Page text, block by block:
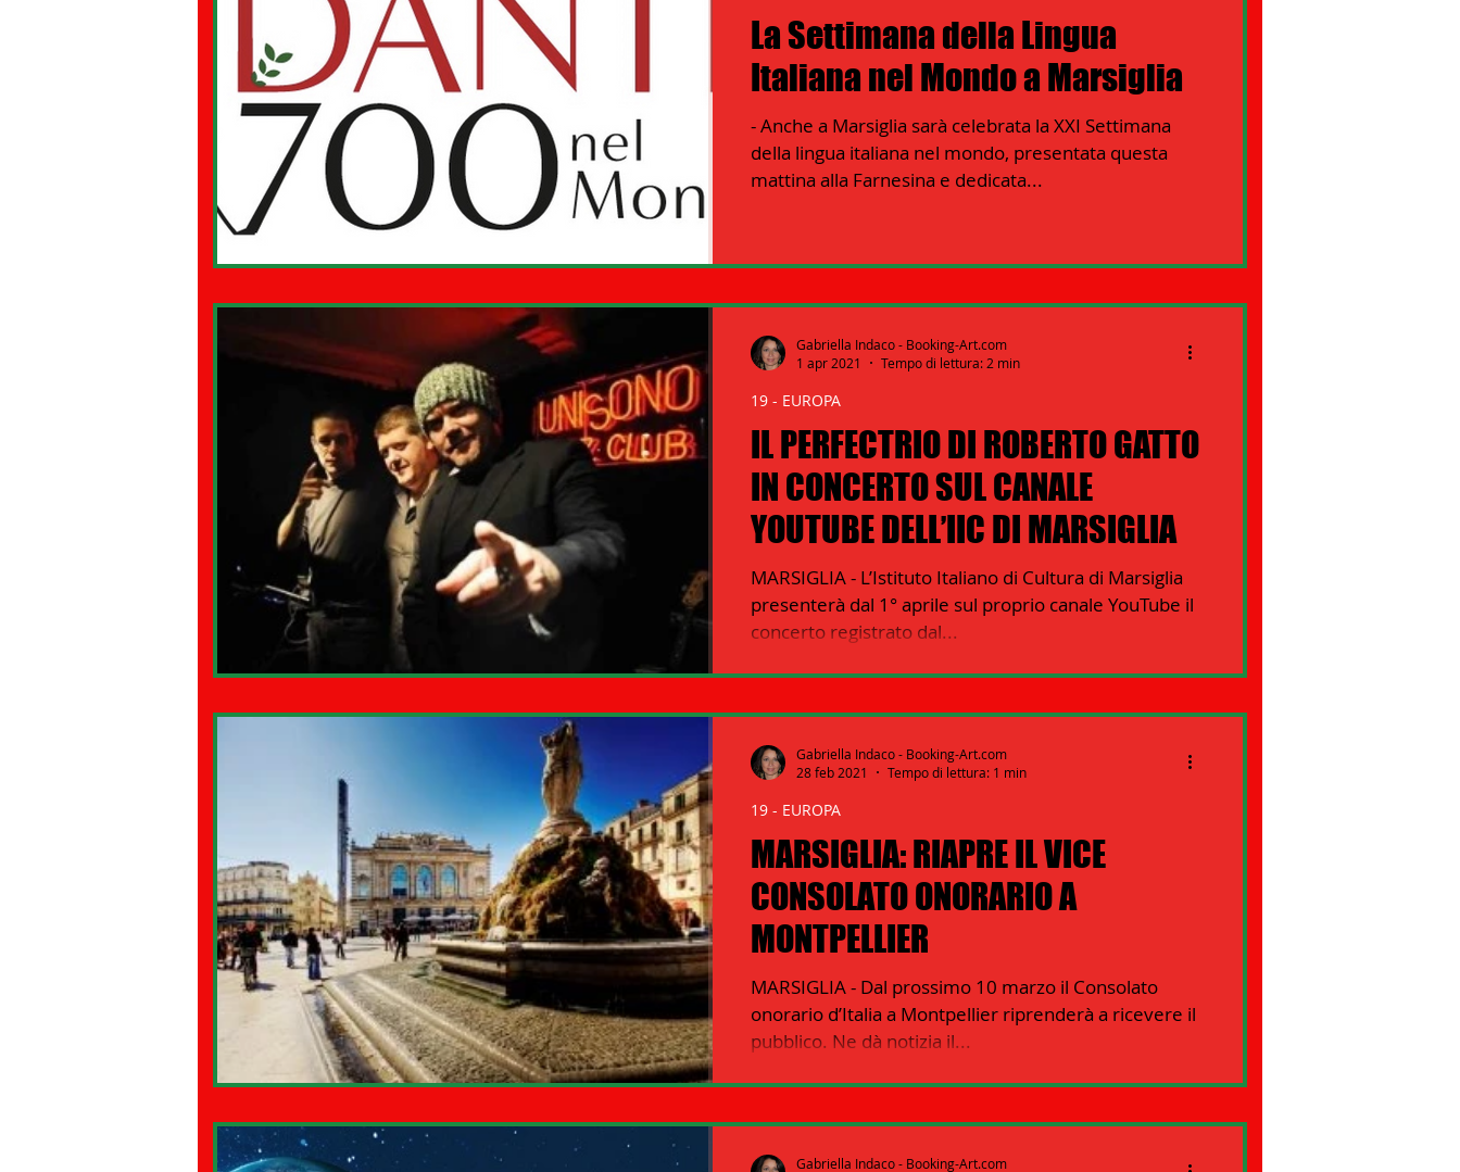
18 - MAPPE ITALIANI ALL'ESTERO 19 - EUROPA 21 - AMERICA-CENTRO
22 - AMERICA DEL SUD 23 - AFRICA 24 - ASIA 25 - OCEANIA 26 - POLITICA
28 - PAPPAMONDO.TV 30 - LAVORO 31 - ICE ISTITUTO COMMERCIO ESTERO
La Settimana della Lingua
Italiana nel Mondo a Marsiglia
- Anche a Marsiglia sarà celebrata la XXI Settimana
della lingua italiana nel mondo, presentata questa
mattina alla Farnesina e dedicata...
IL PERFECTRIO DI ROBERTO GATTO
IN CONCERTO SUL CANALE
YOUTUBE DELL’IIC DI MARSIGLIA
MARSIGLIA - L’Istituto Italiano di Cultura di Marsiglia
presenterà dal 1° aprile sul proprio canale YouTube il
concerto registrato dal...
19 - EUROPA
Gabriella Indaco - Booking-Art.com
1 apr 2021
Tempo di lettura: 2 min
MARSIGLIA: RIAPRE IL VICE
CONSOLATO ONORARIO A
MONTPELLIER
MARSIGLIA - Dal prossimo 10 marzo il Consolato
onorario d’Italia a Montpellier riprenderà a ricevere il
pubblico. Ne dà notizia il...
19 - EUROPA
Gabriella Indaco - Booking-Art.com
28 feb 2021
Tempo di lettura: 1 min
Gabriella Indaco - Booking-Art.com